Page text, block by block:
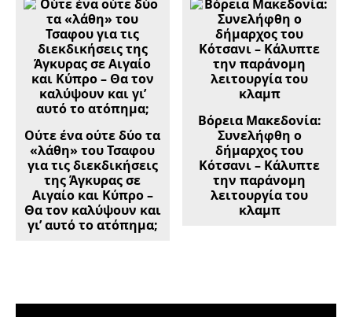
Ούτε ένα ούτε δύο τα
«λάθη» του Τσαφου
για τις διεκδικήσεις
της Άγκυρας σε
Αιγαίο και Κύπρο –
Θα τον καλύψουν και
γι’ αυτό το ατόπημα;
Βόρεια Μακεδονία:
Συνελήφθη ο
δήμαρχος του
Κότσανι – Κάλυπτε
την παράνομη
λειτουργία του
κλαμπ